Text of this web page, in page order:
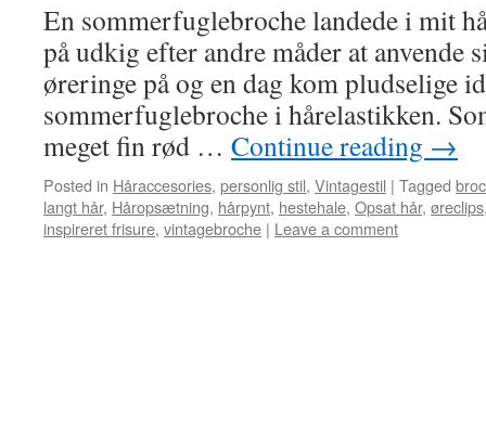
En sommerfuglebroche landede i mit
på udkig efter andre måder at anvende
øreringe på og en dag kom pludselige
sommerfuglebroche i hårelastikken.
meget fin rød … Continue reading →
Posted in Håraccesories, personlig stil, Vintagestil | Tagged
langt hår, Håropsætning, hårpynt, hestehale, Opsat hår, øreclips
inspireret frisure, vintagebroche | Leave a comment